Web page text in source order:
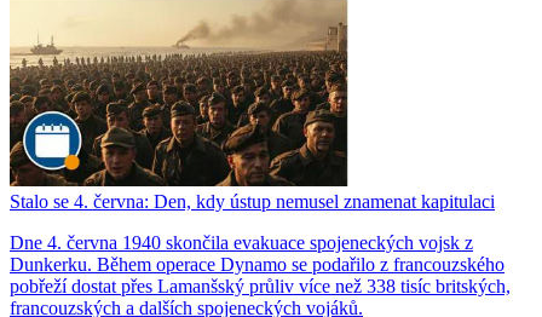
Stalo se 4. června: Den, kdy ústup nemusel znamenat kapitulaci
Dne 4. června 1940 skončila evakuace spojeneckých vojsk z
Dunkerku. Během operace Dynamo se podařilo z francouzského
pobřeží dostat přes Lamanšský průliv více než 338 tisíc britských,
francouzských a dalších spojeneckých vojáků.